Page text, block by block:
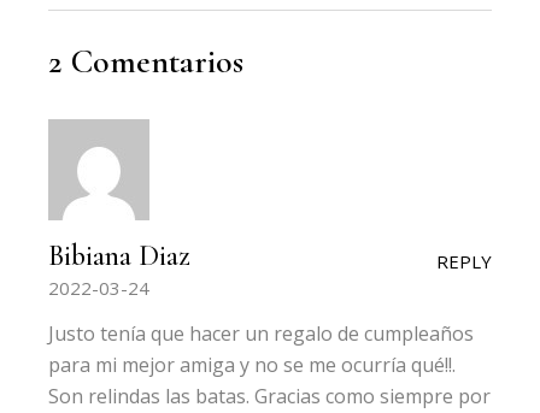
2 Comentarios
Bibiana Diaz
2022-03-24
REPLY
Justo tenía que hacer un regalo de cumpleaños
para mi mejor amiga y no se me ocurría qué!!.
Son relindas las batas. Gracias como siempre por